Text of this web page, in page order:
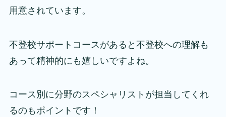
用意されています。
不登校サポートコースがあると不登校への理解も
あって精神的にも嬉しいですよね。
コース別に分野のスペシャリストが担当してくれ
るのもポイントです！